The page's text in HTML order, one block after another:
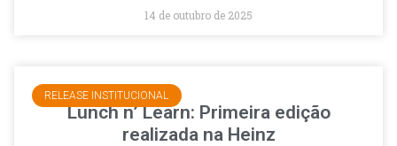
14 de outubro de 2025
RELEASE INSTITUCIONAL
Lunch n’ Learn: Primeira edição
realizada na Heinz